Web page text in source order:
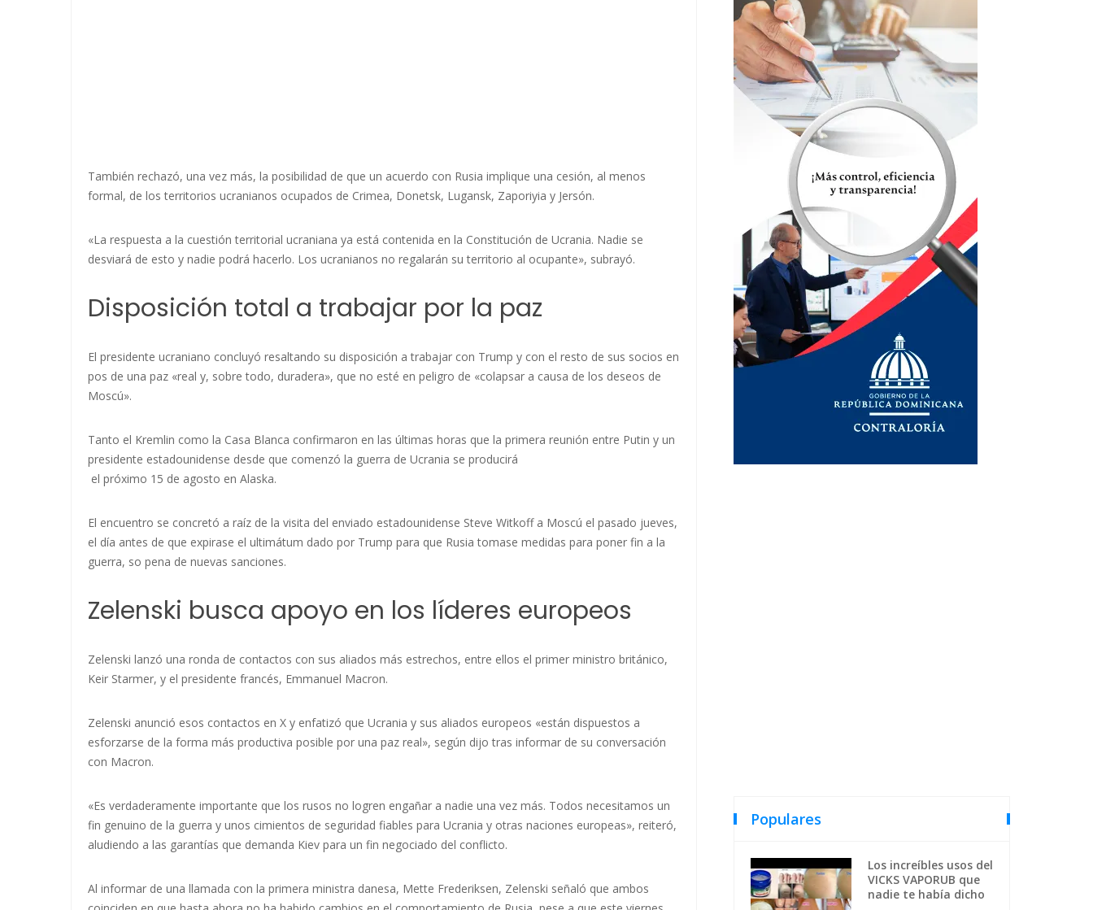
También rechazó, una vez más, la posibilidad de que un acuerdo con Rusia implique una cesión, al menos
formal, de los territorios ucranianos ocupados de Crimea, Donetsk, Lugansk, Zaporiyia y Jersón.
«La respuesta a la cuestión territorial ucraniana ya está contenida en la Constitución de Ucrania. Nadie se
desviará de esto y nadie podrá hacerlo. Los ucranianos no regalarán su territorio al ocupante», subrayó.
Disposición total a trabajar por la paz
El presidente ucraniano concluyó resaltando su disposición a trabajar con Trump y con el resto de sus socios en
pos de una paz «real y, sobre todo, duradera», que no esté en peligro de «colapsar a causa de los deseos de
Moscú».
Tanto el Kremlin como la Casa Blanca confirmaron en las últimas horas que la primera reunión entre Putin y un
presidente estadounidense desde que comenzó la guerra de Ucrania se producirá
el próximo 15 de agosto en Alaska.
El encuentro se concretó a raíz de la visita del enviado estadounidense Steve Witkoff a Moscú el pasado jueves,
el día antes de que expirase el ultimátum dado por Trump para que Rusia tomase medidas para poner fin a la
guerra, so pena de nuevas sanciones.
Zelenski busca apoyo en los líderes europeos
Zelenski lanzó una ronda de contactos con sus aliados más estrechos, entre ellos el primer ministro británico,
Keir Starmer, y el presidente francés, Emmanuel Macron.
Zelenski anunció esos contactos en X y enfatizó que Ucrania y sus aliados europeos «están dispuestos a
esforzarse de la forma más productiva posible por una paz real», según dijo tras informar de su conversación
con Macron.
«Es verdaderamente importante que los rusos no logren engañar a nadie una vez más. Todos necesitamos un
fin genuino de la guerra y unos cimientos de seguridad fiables para Ucrania y otras naciones europeas», reiteró,
aludiendo a las garantías que demanda Kiev para un fin negociado del conflicto.
Al informar de una llamada con la primera ministra danesa, Mette Frederiksen, Zelenski señaló que ambos
Populares
Los increíbles usos del
VICKS VAPORUB que
nadie te había dicho